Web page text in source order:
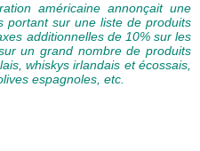
américaine annonçait une
portant sur une liste de produits
additionnelles de 10% sur les
un grand nombre de produits
whiskys irlandais et écossais,
espagnoles, etc.